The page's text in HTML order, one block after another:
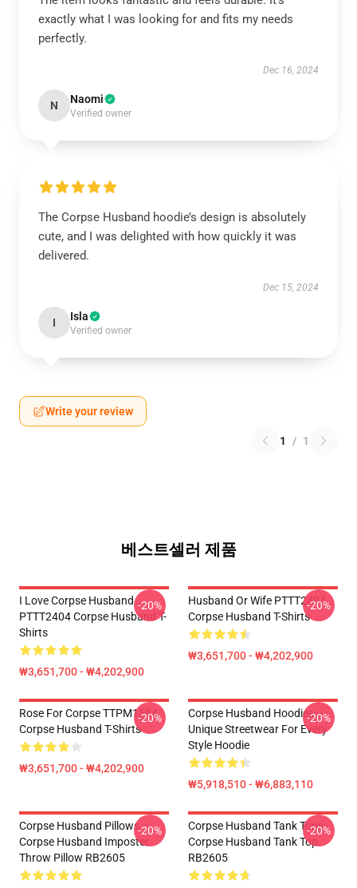
exactly what I was looking for and fits my needs
perfectly.
Dec 16, 2024
N Naomi
Verified owner
The Corpse Husband hoodie’s design is absolutely
cute, and I was delighted with how quickly it was
delivered.
Dec 15, 2024
I Isla
Verified owner
Write your review
1 / 1
베스트셀러 제품
I Love Corpse Husband
PTTT2404 Corpse Husband T-
Shirts
₩3,651,700 - ₩4,202,900
-20%
Husband Or Wife PTTT2404
Corpse Husband T-Shirts
₩3,651,700 - ₩4,202,900
-20%
Rose For Corpse TTPM1504
Corpse Husband T-Shirts
₩3,651,700 - ₩4,202,900
-20%
Corpse Husband Hoodies –
Unique Streetwear For Every
Style Hoodie
₩5,918,510 - ₩6,883,110
-20%
Corpse Husband Pillows -
Corpse Husband Imposter
Throw Pillow RB2605
-20%
Corpse Husband Tank Tops -
Corpse Husband Tank Top
RB2605
-20%